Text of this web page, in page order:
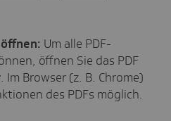
Um alle PDF-
öffnen Sie das PDF
. Im Browser (z. B. Chrome)
des PDFs möglich.